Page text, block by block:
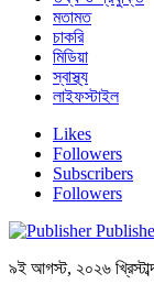
মতামত
চাকরি
মিডিয়া
স্বাস্থ্য
লাইফস্টাইল
Likes
Followers
Subscribers
Followers
৯ই আগস্ট, ২০২৬